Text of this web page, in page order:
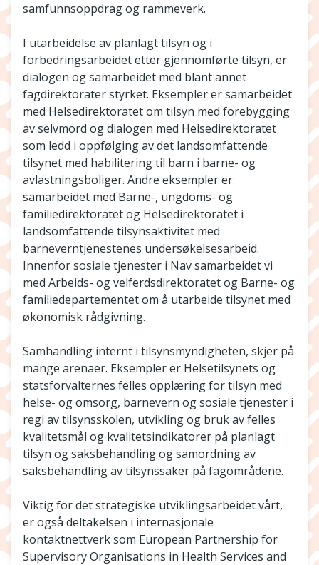
samfunnsoppdrag og rammeverk.
I utarbeidelse av planlagt tilsyn og i
forbedringsarbeidet etter gjennomførte tilsyn, er
dialogen og samarbeidet med blant annet
fagdirektorater styrket. Eksempler er samarbeidet
med Helsedirektoratet om tilsyn med forebygging
av selvmord og dialogen med Helsedirektoratet
som ledd i oppfølging av det landsomfattende
tilsynet med habilitering til barn i barne- og
avlastningsboliger. Andre eksempler er
samarbeidet med Barne-, ungdoms- og
familiedirektoratet og Helsedirektoratet i
landsomfattende tilsynsaktivitet med
barneverntjenestenes undersøkelsesarbeid.
Innenfor sosiale tjenester i Nav samarbeidet vi
med Arbeids- og velferdsdirektoratet og Barne- og
familiedepartementet om å utarbeide tilsynet med
økonomisk rådgivning.
Samhandling internt i tilsynsmyndigheten, skjer på
mange arenaer. Eksempler er Helsetilsynets og
statsforvalternes felles opplæring for tilsyn med
helse- og omsorg, barnevern og sosiale tjenester i
regi av tilsynsskolen, utvikling og bruk av felles
kvalitetsmål og kvalitetsindikatorer på planlagt
tilsyn og saksbehandling og samordning av
saksbehandling av tilsynssaker på fagområdene.
Viktig for det strategiske utviklingsarbeidet vårt,
er også deltakelsen i internasjonale
kontaktnettverk som European Partnership for
Supervisory Organisations in Health Services and